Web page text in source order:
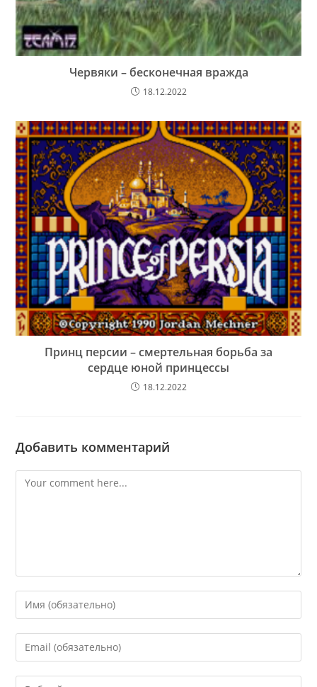
Червяки – бесконечная вражда
18.12.2022
Принц персии – смертельная борьба за
сердце юной принцессы
18.12.2022
Добавить комментарий